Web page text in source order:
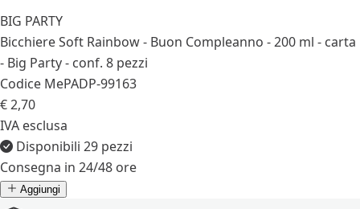
BIG PARTY
Bicchiere Soft Rainbow - Buon Compleanno - 200 ml - carta
- Big Party - conf. 8 pezzi
Codice MePADP-99163
€ 2,70
IVA esclusa
Disponibili 29 pezzi
Consegna in 24/48 ore
Aggiungi